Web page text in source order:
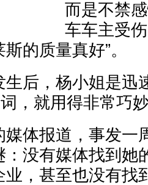
而是不禁
车车主受
的质量真好”。
生后，杨小姐是迅
，就用得非常巧
媒体报道，事发一
：没有媒体找到她
，甚至也没有找